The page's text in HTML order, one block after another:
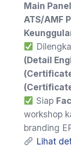
Main
ATS/AMF
(Detail
Siap
workshop
branding
Lihat